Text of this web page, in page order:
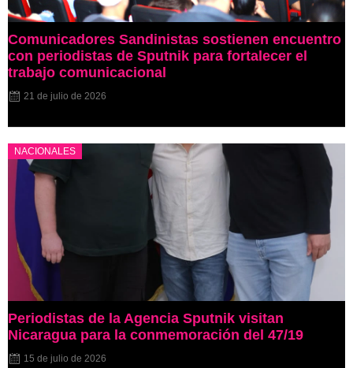
Comunicadores Sandinistas sostienen encuentro
con periodistas de Sputnik para fortalecer el
trabajo comunicacional
21 de julio de 2026
NACIONALES
Periodistas de la Agencia Sputnik visitan
Nicaragua para la conmemoración del 47/19
15 de julio de 2026